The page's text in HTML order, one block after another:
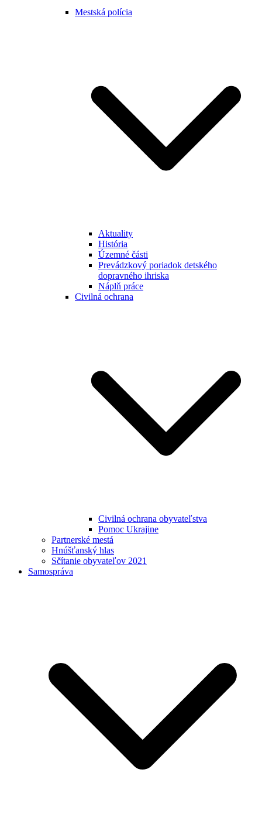
Mestská polícia
Aktuality
História
Územné části
Prevádzkový poriadok detského
dopravného ihriska
Náplň práce
Civilná ochrana
Civilná ochrana obyvateľstva
Pomoc Ukrajine
Partnerské mestá
Hnúšťanský hlas
Sčítanie obyvateľov 2021
Samospráva